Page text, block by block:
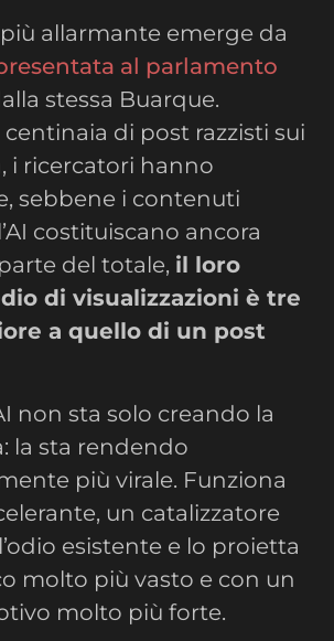
allarmante emerge da
al parlamento
stessa Buarque.
di post razzisti sui
i ricercatori hanno
sebbene i contenuti
costituiscano ancora
del totale, il loro
di visualizzazioni è tre
a quello di un post
non sta solo creando la
la sta rendendo
più virale. Funziona
un catalizzatore
esistente e lo proietta
molto più vasto e con un
molto più forte.